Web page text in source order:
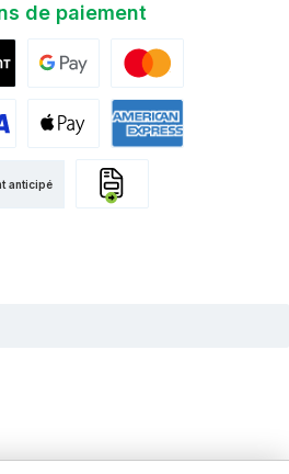
de paiement
Google PayMastercard
anticipé